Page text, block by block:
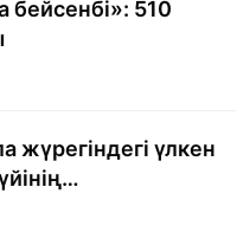
510
жүрегіндегі үлкен
күн